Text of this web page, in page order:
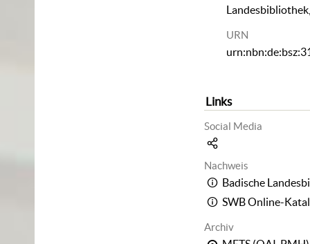
URN
Links
Social Media
Nachweis
Badische
SWB Online-
Archiv